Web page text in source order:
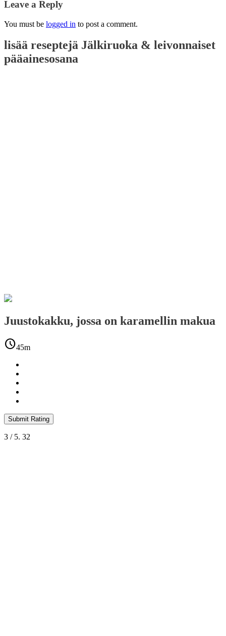
Leave a Reply
You must be logged in to post a comment.
lisää reseptejä Jälkiruoka & leivonnaiset
pääainesosana
Juustokakku, jossa on karamellin makua
schedule45m
Submit Rating
3 / 5. 32